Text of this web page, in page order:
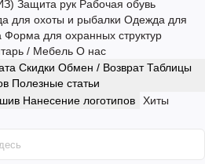
Защита рук Рабочая обувь
для охоты и рыбалки Одежда для
Форма для охранных структур
/ Мебель О нас
Скидки Обмен / ВозвратТаблицы
Полезные статьи
Нанесение логотипов
Хиты